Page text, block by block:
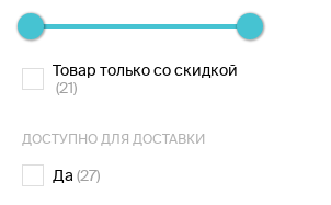
Товар только со скидкой
(21)
ДОСТУПНО ДЛЯ ДОСТАВКИ
Да (27)